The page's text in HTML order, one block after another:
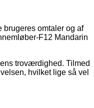
omtaler og af
F12 Mandarin
troværdighed. Tilmed
hvilket lige så vel